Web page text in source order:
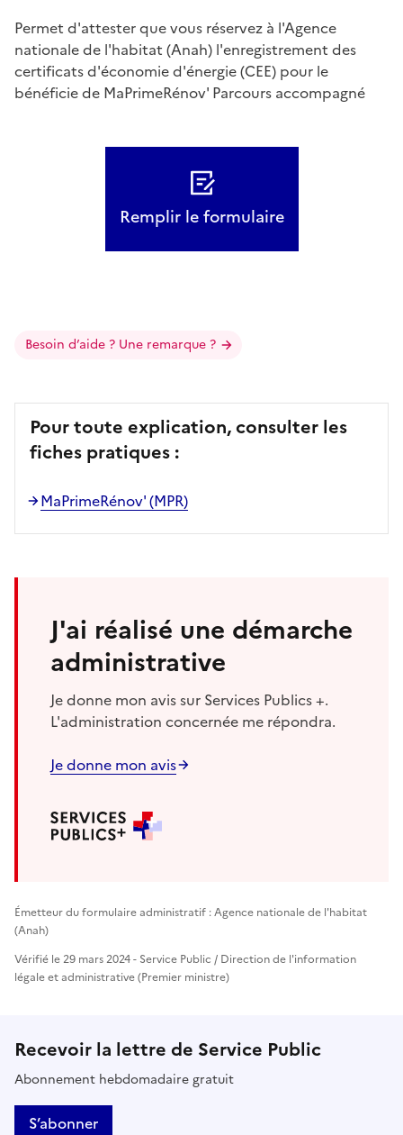
Permet d'attester que vous réservez à l'Agence
nationale de l'habitat (Anah) l'enregistrement des
certificats d'économie d'énergie (CEE) pour le
bénéficie de MaPrimeRénov' Parcours accompagné
Remplir le formulaire
Besoin d’aide ? Une remarque ?
Pour toute explication, consulter les
fiches pratiques :
MaPrimeRénov' (MPR)
J'ai réalisé une démarche
administrative
Je donne mon avis sur Services Publics +.
L'administration concernée me répondra.
Je donne mon avis
Émetteur du formulaire administratif : Agence nationale de l'habitat
(Anah)
Vérifié le 29 mars 2024 - Service Public / Direction de l'information
légale et administrative (Premier ministre)
Recevoir la lettre de Service Public
Abonnement hebdomadaire gratuit
S’abonner